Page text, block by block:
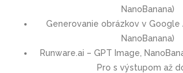
NanoBanana)
Generovanie obrázkov v Google
NanoBanana)
Runware.ai – GPT Image,
Pro s výstupom až